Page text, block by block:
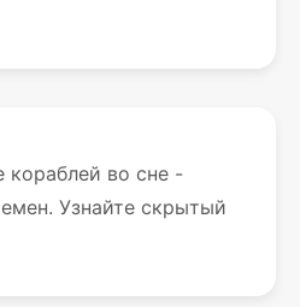
кораблей во сне -
Узнайте скрытый